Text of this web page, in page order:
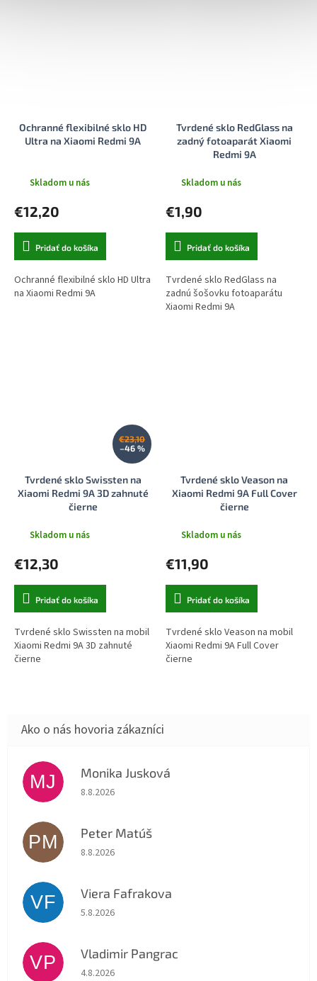
Ochranné flexibilné sklo HD
Ultra na Xiaomi Redmi 9A
Skladom u nás
€12,20
Pridať do košíka
Ochranné flexibilné sklo HD Ultra
na Xiaomi Redmi 9A
Tvrdené sklo RedGlass na
zadný fotoaparát Xiaomi
Redmi 9A
Skladom u nás
€1,90
Pridať do košíka
Tvrdené sklo RedGlass na
zadnú šošovku fotoaparátu
Xiaomi Redmi 9A
€23,10
–46 %
Tvrdené sklo Swissten na
Xiaomi Redmi 9A 3D zahnuté
čierne
Skladom u nás
€12,30
Pridať do košíka
Tvrdené sklo Swissten na mobil
Xiaomi Redmi 9A 3D zahnuté
čierne
Tvrdené sklo Veason na
Xiaomi Redmi 9A Full Cover
čierne
Skladom u nás
€11,90
Pridať do košíka
Tvrdené sklo Veason na mobil
Xiaomi Redmi 9A Full Cover
čierne
MJ Monika Jusková
Hodnotenie obchodu je 5 z 5 hviezdičiek.
8.8.2026
PM Peter Matúš
Hodnotenie obchodu je 5 z 5 hviezdičiek.
8.8.2026
VF Viera Fafrakova
Hodnotenie obchodu je 5 z 5 hviezdičiek.
5.8.2026
VP Vladimir Pangrac
Hodnotenie obchodu je 5 z 5 hviezdičiek.
4.8.2026